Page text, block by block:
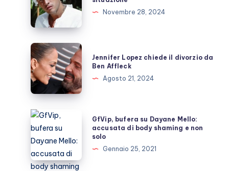
Milano?
il
punto
della
situazione
Novembre 28, 2024
Jennifer
Lopez
chiede
il
divorzio
da
Ben
Affleck
Jennifer Lopez chiede il divorzio da
Ben Affleck
Agosto 21, 2024
GfVip,
bufera
su
Dayane
Mello:
GfVip, bufera su Dayane Mello:
accusata di body shaming e non
solo
Gennaio 25, 2021